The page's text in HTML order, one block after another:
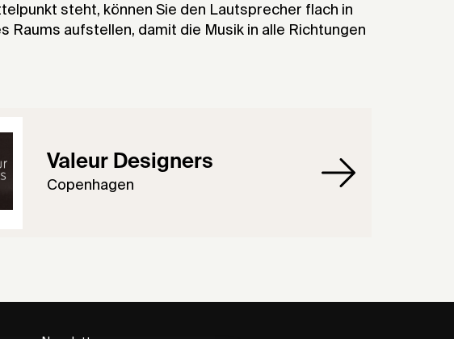
steht, können Sie den Lautsprecher flach in
Raums aufstellen, damit die Musik in alle Richtungen
Valeur Designers
Copenhagen